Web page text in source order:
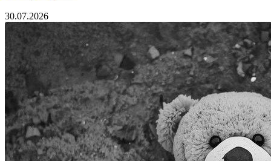
30.07.2026